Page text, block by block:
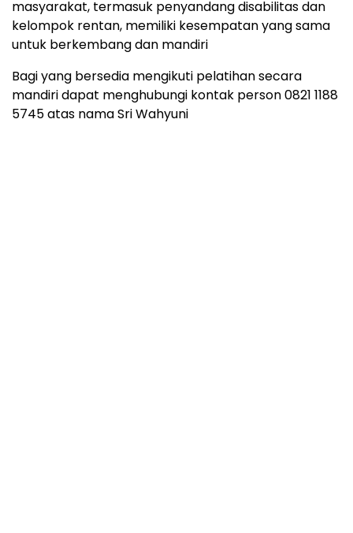
masyarakat, termasuk penyandang disabilitas dan
kelompok rentan, memiliki kesempatan yang sama
untuk berkembang dan mandiri
Bagi yang bersedia mengikuti pelatihan secara
mandiri dapat menghubungi kontak person 0821 1188
5745 atas nama Sri Wahyuni